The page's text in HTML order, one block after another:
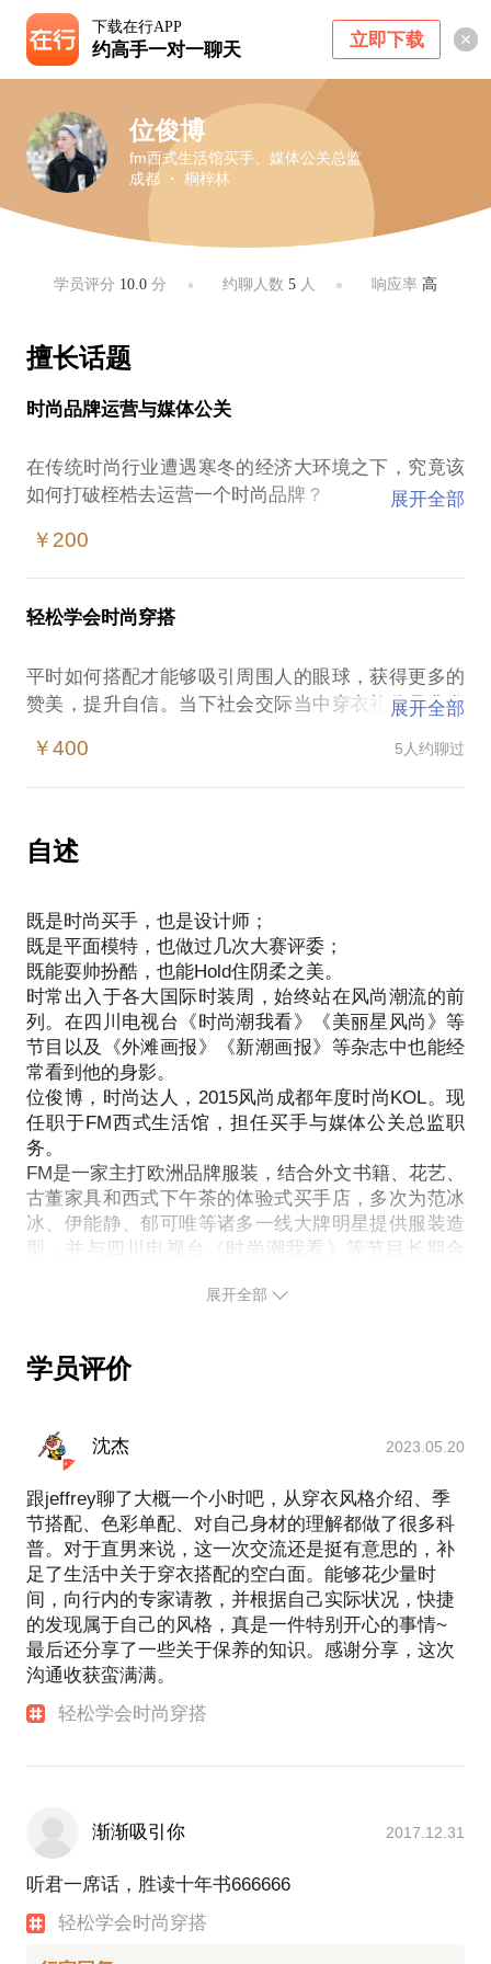
下载在行APP
约高手一对一聊天 立即下载
位俊博
fm西式生活馆买手、媒体公关总监
成都 ・ 桐梓林
学员评分 10.0 分 约聊人数 5人 响应率 高
擅长话题
时尚品牌运营与媒体公关
在传统时尚行业遭遇寒冬的经济大环境之下，究竟该
如何打破桎梏去运营一个时尚品牌？
面对互联网的冲击，传统高端服装行业如何运用新媒
从传统服装销售模式转型，如何更好地进行线上服装
销售？
我在时尚品牌有6年从业经验，工作内容包含市场、货
品、媒体公关、品牌包装等各方面，一手打开fm西式
生活馆的媒体公关推广渠道，也在其他大小时尚比赛
你：
在线上销售中优化产品结构和配比，加速转型提高竞
争力；
从自身资源告诉你如何拓展媒体宣传渠道。
展开全部
￥200
轻松学会时尚穿搭
平时如何搭配才能够吸引周围人的眼球，获得更多的
赞美，提升自信。当下社会交际当中穿衣礼仪是非常
大提升自己的魅力。所以快来了解如何最迅速的了解
区：
黑白灰是最安全的搭配，最安全也就是说最无趣。
觉得好的穿搭都花费不菲，那我就教您如何用最少的
钱搭出最潮装扮。
我在时尚行业摸爬滚打长达6年之久，每一次的国际时
装周都是提升自己时尚品味的学习机会。在以往的经
验当中，经历了无数的街拍、杂志拍摄，对服装行业
的了解不断深入。如何能穿出最潮、最in的装扮是我
无时无刻不在研究的话题。在这个过程中，很荣幸我
也得了一些时尚奖项，包括2015年外滩画报年度kol
奖。想要时尚的美美地过每一天就跟我一起来分享
吧。
我愿意与你分享的内容包括：
如何最迅速提升时尚穿搭能力？
如何用最少的钱搭出最潮大装扮？
PS.在选择与我见面前，请把你的问题更具体化。毕
提前发给我，方便我做更精确的准备，提升见面效
展开全部
￥400 5人约聊过
自述
既是时尚买手，也是设计师；
既是平面模特，也做过几次大赛评委；
既能耍帅扮酷，也能Hold住阴柔之美。
时常出入于各大国际时装周，始终站在风尚潮流的前
列。在四川电视台《时尚潮我看》《美丽星风尚》等
节目以及《外滩画报》《新潮画报》等杂志中也能经
常看到他的身影。
位俊博，时尚达人，2015风尚成都年度时尚KOL。现
任职于FM西式生活馆，担任买手与媒体公关总监职
务。
FM是一家主打欧洲品牌服装，结合外文书籍、花艺、
古董家具和西式下午茶的体验式买手店，多次为范冰
冰、伊能静、郁可唯等诸多一线大牌明星提供服装造
型，并与四川电视台《时尚潮我看》等节目长期合
位俊博在时尚行业工作已有6年时间，曾任amc四川大
易有限公司企划部总监，工作内容包含市场、货品、
“终身奉献于时尚产业是我的目标。愿意与大家分享时
尚品牌运营与媒体公关的相关经验。希望我的经验可
以帮助到你。”
位俊博的微博：
展开全部
学员评价
沈杰 2023.05.20
跟jeffrey聊了大概一个小时吧，从穿衣风格介绍、季
节搭配、色彩单配、对自己身材的理解都做了很多科
普。对于直男来说，这一次交流还是挺有意思的，补
足了生活中关于穿衣搭配的空白面。能够花少量时
间，向行内的专家请教，并根据自己实际状况，快捷
的发现属于自己的风格，真是一件特别开心的事情~
最后还分享了一些关于保养的知识。感谢分享，这次
沟通收获蛮满满。
轻松学会时尚穿搭
渐渐吸引你 2017.12.31
听君一席话，胜读十年书666666
轻松学会时尚穿搭